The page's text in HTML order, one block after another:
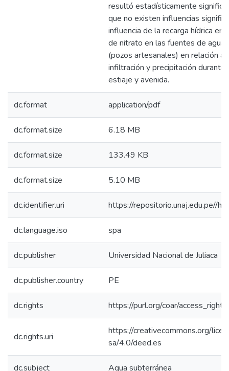
resultó estadísticamente
que no existen influencias
influencia de la recarga hídrica en
de nitrato en las fuentes de agua
(pozos artesanales) en relación a
infiltración y precipitación durante
estiaje y avenida.
dc.format application/pdf
dc.format.size 6.18 MB
dc.format.size 133.49 KB
dc.format.size 5.10 MB
dc.identifier.uri https://repositorio.unaj.edu.pe//
dc.language.iso spa
dc.publisher Universidad Nacional de Juliaca
dc.publisher.country PE
dc.rights https://purl.org/coar/access_right/
dc.rights.uri
https://creativecommons.org/
sa/4.0/deed.es
dc.subject Agua subterránea